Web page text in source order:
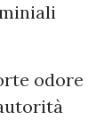
odore